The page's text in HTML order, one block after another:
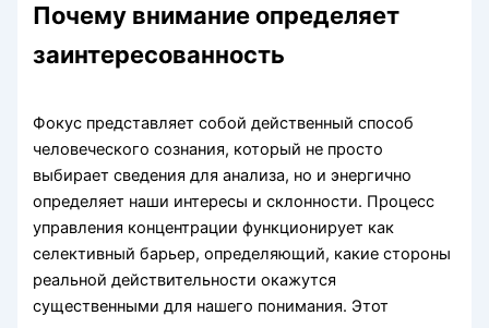
Почему внимание определяет
заинтересованность
Фокус представляет собой действенный способ
человеческого сознания, который не просто
выбирает сведения для анализа, но и энергично
определяет наши интересы и склонности. Процесс
управления концентрации функционирует как
селективный барьер, определяющий, какие стороны
реальной действительности окажутся
существенными для нашего понимания. Этот